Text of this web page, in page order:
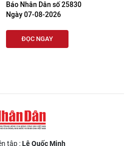
Báo Nhân Dân số 25830
Ngày 07-08-2026
ĐỌC NGAY
tập :Lê Quốc Minh